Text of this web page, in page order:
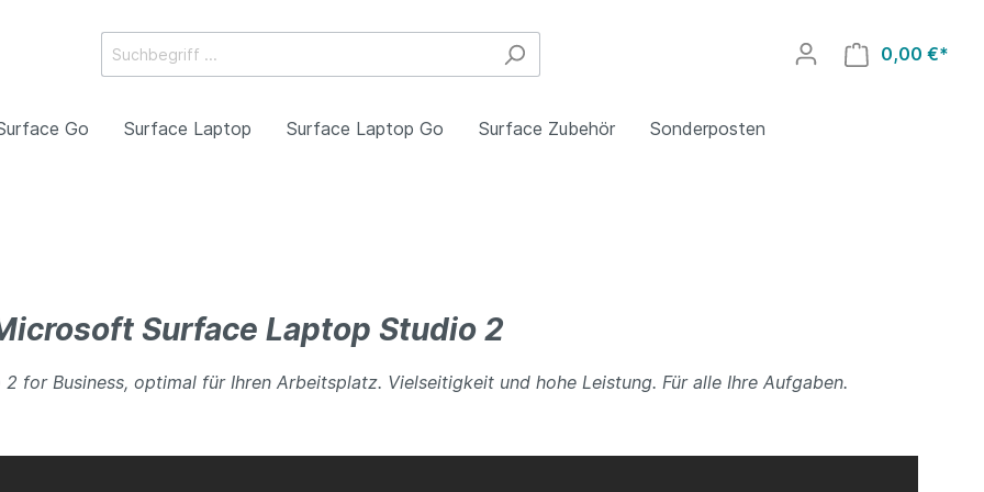
0,00 €*
Go Surface Laptop Surface Laptop Go Surface Zubehör Sonderposten
Lautsprecher
Surface Laptop Studio 2
for Business, optimal für Ihren Arbeitsplatz. Vielseitigkeit und hohe Leistung. Für alle Ihre Aufgaben.